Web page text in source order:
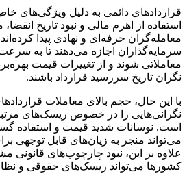
قراردادهای دائمی به دلیل ویژگی‌های
استفاده از اهرم مالی و نبود تاریخ
معامله‌گران حرفه‌ای و نهادی پیدا
سرمایه‌گذاران اجازه می‌دهند تا به
معاملاتی شوند و از تغییرات قیمت
نگران تاریخ سررسید قرارداد باشند.
با این حال، حجم بالای معاملات
نگرانی‌هایی را در خصوص ریسک‌های مرتبط
است. نوسانات شدید قیمت و استفاده
می‌تواند منجر به زیان‌های قابل توجهی
علاوه بر این، نبود چارچوب‌های قانونی
کشورها می‌تواند ریسک‌های حقوقی و